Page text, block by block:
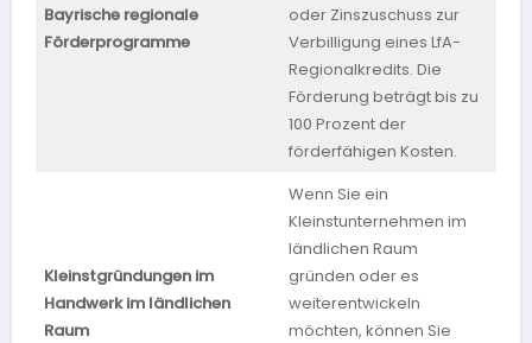
Bayrische regionale
Förderprogramme
oder Zinszuschuss zur
Verbilligung eines LfA-
Regionalkredits. Die
Förderung beträgt bis zu
100 Prozent der
förderfähigen Kosten.
Kleinstgründungen im
Handwerk im ländlichen
Raum
Wenn Sie ein
Kleinstunternehmen im
ländlichen Raum
gründen oder es
weiterentwickeln
möchten, können Sie